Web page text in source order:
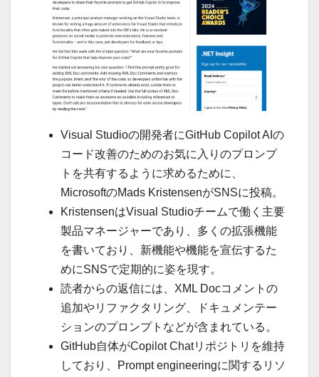
Visual Studioの開発者にGitHub Copilot AIの
コード改善のためのお気に入りのプロンプ
トを共有するように求めるために、
MicrosoftのMads KristensenがSNSに投稿。
KristensenはVisual Studioチームで働く主要
製品マネージャーであり、多くの拡張機能
を書いており、新機能や機能を宣伝するた
めにSNSで定期的に姿を現す。
読者からの返信には、XML Docコメントの
追加やリファクタリング、ドキュメンテー
ションのプロンプトなどが含まれている。
GitHub自体がCopilot Chatリポジトリを維持
しており、Prompt engineeringに関するリソ